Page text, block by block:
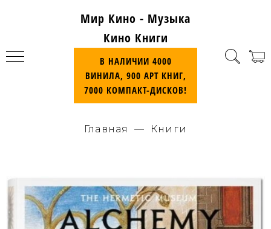
Мир Кино - Музыка
Кино Книги
В НАЛИЧИИ 4000
ВИНИЛА, 900 АРТ КНИГ,
7000 КОМПАКТ-ДИСКОВ!
Главная Книги